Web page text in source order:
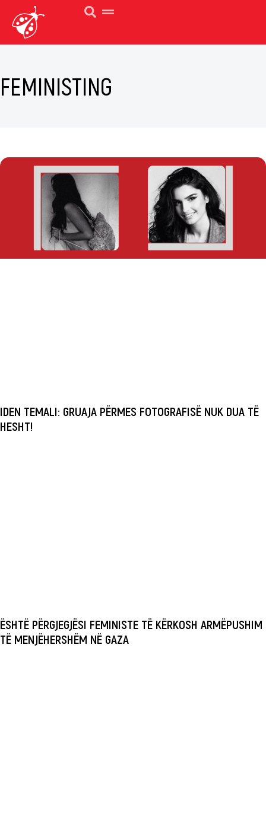
FEMINISTING
IDEN TEMALI: GRUAJA PËRMES FOTOGRAFISË NUK DUA TË
HESHT!
ËSHTË PËRGJEGJËSI FEMINISTE TË KËRKOSH ARMËPUSHIM
TË MENJËHERSHËM NË GAZA